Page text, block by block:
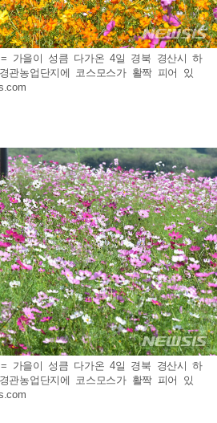
가을이 성큼 다가온 4일 경북 경산시 하
관농업단지에 코스모스가 활짝 피어 있
가을이 성큼 다가온 4일 경북 경산시 하
관농업단지에 코스모스가 활짝 피어 있